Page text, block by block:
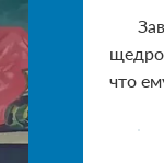
что